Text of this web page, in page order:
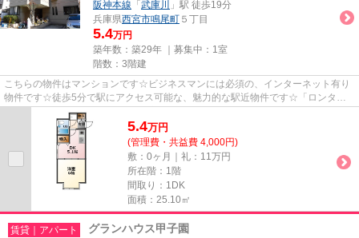
阪神本線 「 武庫川
」駅 徒歩19分
兵庫県西宮市鳴尾町 ５丁目
5.4万円
築年数：築29年 ｜募集中： 1室
階数：3階建
こちらの物件はマンションです☆ビジネスマンには必須の、インターネット有り
物件です☆徒歩5分で駅にアクセス可能な、魅力的な駅近物件です☆「ロンター
ノ甲子園」のここがイチオシ☆西宮...
5.4万円
(管理費・共益費 4,000円)
敷：0ヶ月｜礼：11万円
所在階：1階
間取り：1DK
面積：25.10㎡
賃貸｜アパート グランハウス甲子園